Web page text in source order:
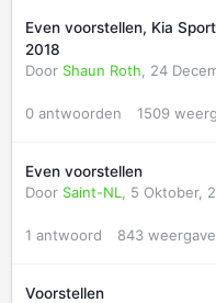
Even voorstellen, Kia
2018
Door Shaun Roth 24
0 antwoorden 1509
Even voorstellen
Door Saint-NL 5 Oktober,
1 antwoord 843
Voorstellen